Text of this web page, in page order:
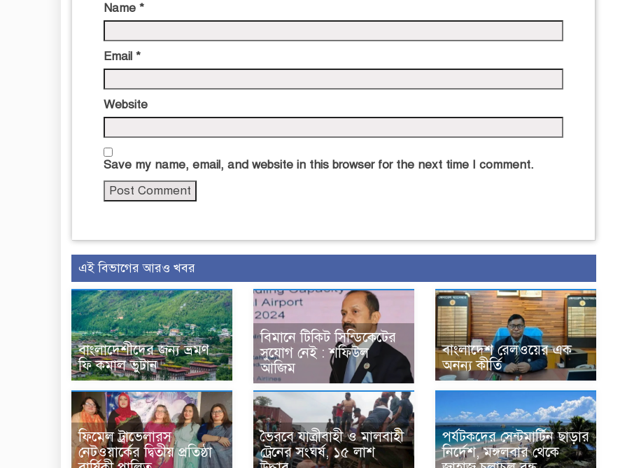
Name *
Email *
Website
Save my name, email, and website in this browser for the next time I comment.
এই বিভাগের আরও খবর
বাংলাদেশীদের জন্য ভ্রমণ
ফি কমাল ভুটান
বিমানে টিকিট সিন্ডিকেটের
সুযোগ নেই : শফিউল
আজিম
বাংলাদেশ রেলওয়ের এক
অনন্য কীর্তি
ফিমেল ট্রাভেলারস
নেটওয়ার্কের দ্বিতীয় প্রতিষ্ঠা
ভৈরবে যাত্রীবাহী ও মালবাহী
ট্রেনের সংঘর্ষ, ১৫ লাশ
পর্যটকদের সেন্টমার্টিন ছাড়ার
নির্দেশ, মঙ্গলবার থেকে